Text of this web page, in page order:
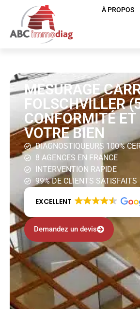
À PROPOS
MESURAGE
FOLSCHVILLER
CONFORMITÉ
VOTRE BIEN
DIAGNOSTIQUEURS 100%
8 AGENCES EN FRANCE
INTERVENTION RAPIDE
99% DE CLIENTS SATISFAITS
EXCELLENT
Demandez un devis